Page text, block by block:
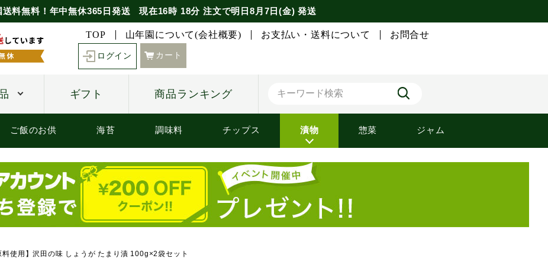
送料無料！年中無休365日発送 現在16時 18分 注文で明日8月7日(金) 発送
TOP 山年園について(会社概要) お支払い・送料について お問合せ
ログイン カート
ギフト 商品ランキング
ご飯のお供 海苔 調味料 チップス 漬物 惣菜 ジャム
料使用】沢田の味 しょうが たまり漬 100g×2袋セット